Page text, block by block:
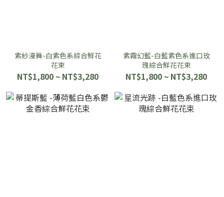
紫紗漫舞-白紫色系綜合鮮花
花束
NT$1,800 ~ NT$3,280
紫霧幻藍-白藍紫色系進口玫
瑰綜合鮮花花束
NT$1,800 ~ NT$3,280